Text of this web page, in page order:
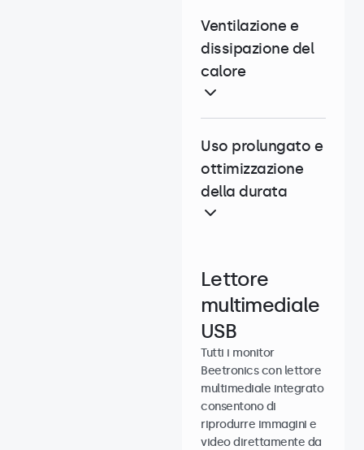
Ventilazione e
dissipazione del
calore
Uso prolungato e
ottimizzazione
della durata
Lettore
multimediale
USB
Tutti i monitor
Beetronics con lettore
multimediale integrato
consentono di
riprodurre immagini e
video direttamente da